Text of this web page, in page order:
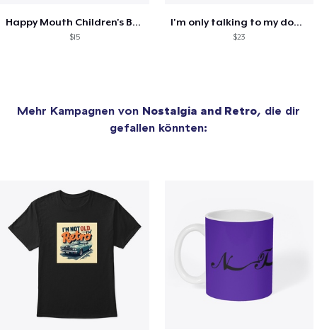
Happy Mouth Children's Book
$15
I'm only talking to my dog today
$23
Mehr Kampagnen von Nostalgia and Retro, die dir
gefallen könnten: